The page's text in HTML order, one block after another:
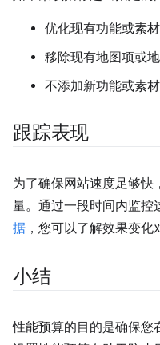
优化现有功能或素
移除现有地图项或
不添加新功能或素材
跟踪表现
为了确保网站速度足够快
量。通过一段时间内监控
据 ，您可以了解效果变化
小结
性能预算的目的是确保您